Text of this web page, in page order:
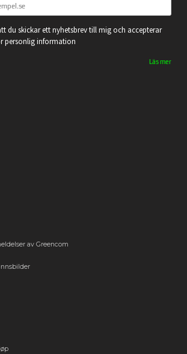
du skickar ett nyhetsbrev till mig och accepterar
personlig information
Läs mer
av Greencom